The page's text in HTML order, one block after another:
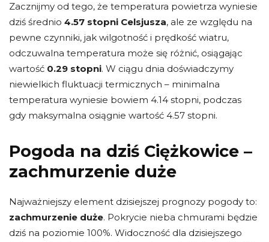
Zacznijmy od tego, że temperatura powietrza wyniesie
dziś średnio 4.57 stopni Celsjusza, ale ze względu na
pewne czynniki, jak wilgotność i prędkość wiatru,
odczuwalna temperatura może się różnić, osiągając
wartość 0.29 stopni. W ciągu dnia doświadczymy
niewielkich fluktuacji termicznych – minimalna
temperatura wyniesie bowiem 4.14 stopni, podczas
gdy maksymalna osiągnie wartość 4.57 stopni.
Pogoda na dziś Ciężkowice –
zachmurzenie duże
Najważniejszy element dzisiejszej prognozy pogody to:
zachmurzenie duże. Pokrycie nieba chmurami będzie
dziś na poziomie 100%. Widoczność dla dzisiejszego